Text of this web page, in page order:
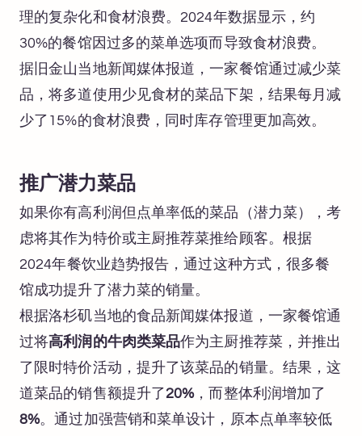
理的复杂化和食材浪费。2024年数据显示，约
30%的餐馆因过多的菜单选项而导致食材浪费。
据旧金山当地新闻媒体报道，一家餐馆通过减少菜
品，将多道使用少见食材的菜品下架，结果每月减
少了15%的食材浪费，同时库存管理更加高效。
推广潜力菜品
如果你有高利润但点单率低的菜品（潜力菜），考
虑将其作为特价或主厨推荐菜推给顾客。根据
2024年餐饮业趋势报告，通过这种方式，很多餐
馆成功提升了潜力菜的销量。
根据洛杉矶当地的食品新闻媒体报道，一家餐馆通
过将高利润的牛肉类菜品作为主厨推荐菜，并推出
了限时特价活动，提升了该菜品的销量。结果，这
道菜品的销售额提升了20%，而整体利润增加了
8%。通过加强营销和菜单设计，原本点单率较低